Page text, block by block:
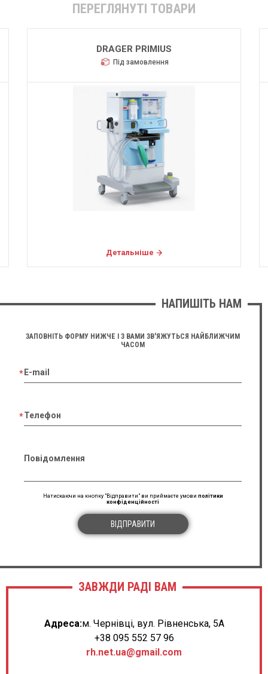
ПЕРЕГЛЯНУТІ ТОВАРИ
DRAGER PRIMIUS
Під замовлення
Детальніше
НАПИШІТЬ НАМ
ЗАПОВНІТЬ ФОРМУ НИЖЧЕ І З ВАМИ ЗВ'ЯЖУТЬСЯ НАЙБЛИЖЧИМ
ЧАСОМ
E-mail
Телефон
Повідомлення
Натискаючи на кнопку "Відправити" ви приймаєте умови політики
конфіденційності
ВІДПРАВИТИ
ЗАВЖДИ РАДІ ВАМ
Адреса:м. Чернівці, вул. Рівненська, 5А
+38 095 552 57 96
rh.net.ua@gmail.com